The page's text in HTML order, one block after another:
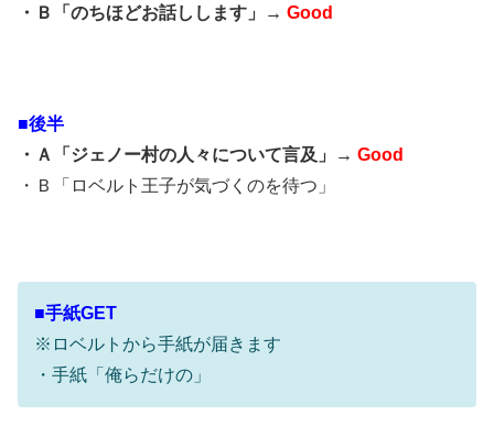
・Ｂ「のちほどお話しします」→ Good
■後半
・Ａ「ジェノー村の人々について言及」→ Good
・Ｂ「ロベルト王子が気づくのを待つ」
■手紙GET
※ロベルトから手紙が届きます
・手紙「俺らだけの」